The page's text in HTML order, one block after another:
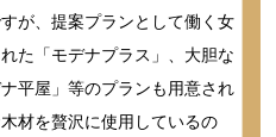
が、提案プランとして働く女
た「モデナプラス」、大胆な
平屋」等のプランも用意され
材を贅沢に使用しているの